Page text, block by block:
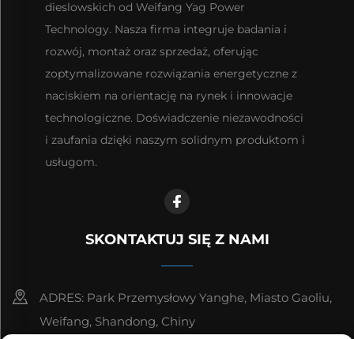
dieslowskich od Weifang Yag Power
Technology. Nasza firma integruje badania i
rozwój, montaż oraz sprzedaż, oferując
zoptymalizowane rozwiązania energetyczne z
naciskiem na orientację na rynek i innowacje
technologiczne. Doświadczenie niezawodności
i zaufania dzięki naszym solidnym produktom i
usługom.
SKONTAKTUJ SIĘ Z NAMI
ADRES: Park Przemysłowy Yanghe, Miasto Gaoliu,
Weifang, Shandong, Chiny